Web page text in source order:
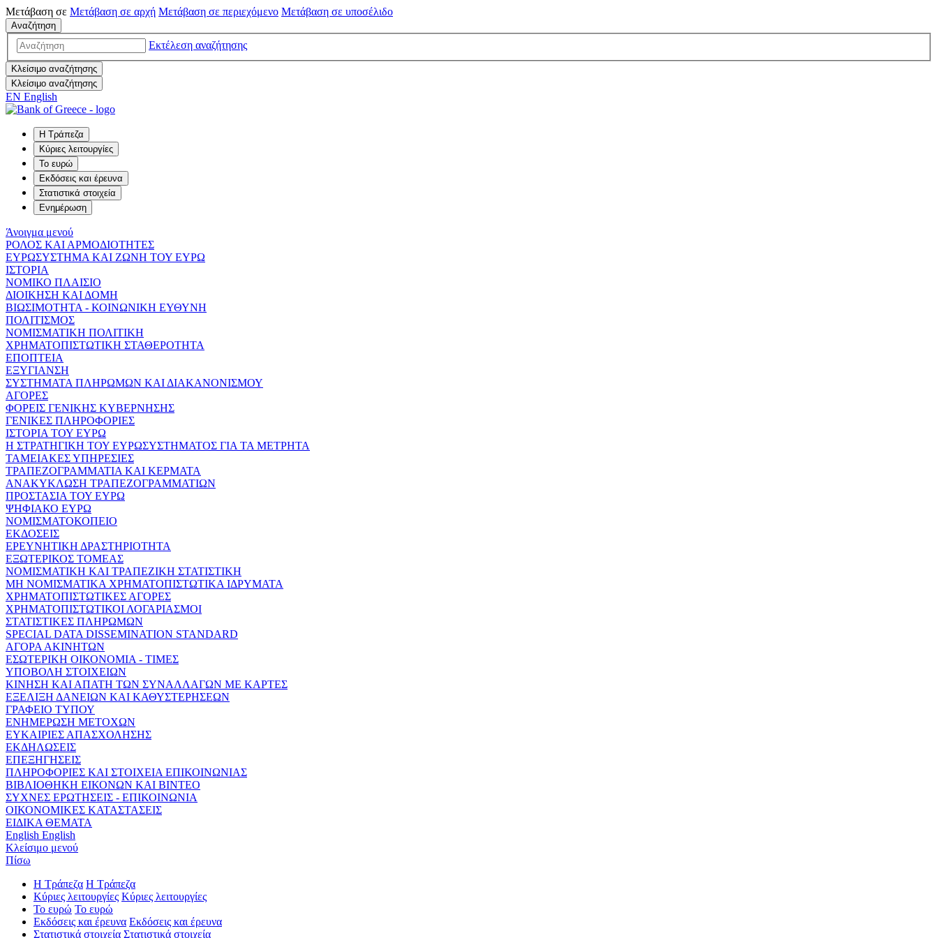
Μετάβαση σε Μετάβαση σε αρχή Μετάβαση σε περιεχόμενο Μετάβαση σε υποσέλιδο
Αναζήτηση
Εκτέλεση αναζήτησης
Κλείσιμο αναζήτησης
Κλείσιμο αναζήτησης
EN English
Η Τράπεζα
Κύριες λειτουργίες
Το ευρώ
Εκδόσεις και έρευνα
Στατιστικά στοιχεία
Ενημέρωση
Άνοιγμα μενού
ΡΟΛΟΣ ΚΑΙ ΑΡΜΟΔΙΟΤΗΤΕΣ
ΕΥΡΩΣΥΣΤΗΜΑ ΚΑΙ ΖΩΝΗ ΤΟΥ ΕΥΡΩ
ΙΣΤΟΡΙΑ
ΝΟΜΙΚΟ ΠΛΑΙΣΙΟ
ΔΙΟΙΚΗΣΗ ΚΑΙ ΔΟΜΗ
ΒΙΩΣΙΜΟΤΗΤΑ - ΚΟΙΝΩΝΙΚΗ ΕΥΘΥΝΗ
ΠΟΛΙΤΙΣΜΟΣ
ΝΟΜΙΣΜΑΤΙΚΗ ΠΟΛΙΤΙΚΗ
ΧΡΗΜΑΤΟΠΙΣΤΩΤΙΚΗ ΣΤΑΘΕΡΟΤΗΤΑ
ΕΠΟΠΤΕΙΑ
ΕΞΥΓΙΑΝΣΗ
ΣΥΣΤΗΜΑΤΑ ΠΛΗΡΩΜΩΝ ΚΑΙ ΔΙΑΚΑΝΟΝΙΣΜΟΥ
ΑΓΟΡΕΣ
ΦΟΡΕΙΣ ΓΕΝΙΚΗΣ ΚΥΒΕΡΝΗΣΗΣ
ΓΕΝΙΚΕΣ ΠΛΗΡΟΦΟΡΙΕΣ
ΙΣΤΟΡΙΑ ΤΟΥ ΕΥΡΩ
Η ΣΤΡΑΤΗΓΙΚΗ ΤΟΥ ΕΥΡΩΣΥΣΤΗΜΑΤΟΣ ΓΙΑ ΤΑ ΜΕΤΡΗΤΑ
ΤΑΜΕΙΑΚΕΣ ΥΠΗΡΕΣΙΕΣ
ΤΡΑΠΕΖΟΓΡΑΜΜΑΤΙΑ ΚΑΙ ΚΕΡΜΑΤΑ
ΑΝΑΚΥΚΛΩΣΗ ΤΡΑΠΕΖΟΓΡΑΜΜΑΤΙΩΝ
ΠΡΟΣΤΑΣΙΑ ΤΟΥ ΕΥΡΩ
ΨΗΦΙΑΚΟ ΕΥΡΩ
ΝΟΜΙΣΜΑΤΟΚΟΠΕΙΟ
ΕΚΔΟΣΕΙΣ
ΕΡΕΥΝΗΤΙΚΗ ΔΡΑΣΤΗΡΙΟΤΗΤΑ
ΕΞΩΤΕΡΙΚΟΣ ΤΟΜΕΑΣ
ΝΟΜΙΣΜΑΤΙΚΗ ΚΑΙ ΤΡΑΠΕΖΙΚΗ ΣΤΑΤΙΣΤΙΚΗ
ΜΗ ΝΟΜΙΣΜΑΤΙΚΑ ΧΡΗΜΑΤΟΠΙΣΤΩΤΙΚΑ ΙΔΡΥΜΑΤΑ
ΧΡΗΜΑΤΟΠΙΣΤΩΤΙΚΕΣ ΑΓΟΡΕΣ
ΧΡΗΜΑΤΟΠΙΣΤΩΤΙΚΟΙ ΛΟΓΑΡΙΑΣΜΟΙ
ΣΤΑΤΙΣΤΙΚΕΣ ΠΛΗΡΩΜΩΝ
SPECIAL DATA DISSEMINATION STANDARD
ΑΓΟΡΑ ΑΚΙΝΗΤΩΝ
ΕΣΩΤΕΡΙΚΗ ΟΙΚΟΝΟΜΙΑ - ΤΙΜΕΣ
ΥΠΟΒΟΛΗ ΣΤΟΙΧΕΙΩΝ
ΚΙΝΗΣΗ ΚΑΙ ΑΠΑΤΗ ΤΩΝ ΣΥΝΑΛΛΑΓΩΝ ΜΕ ΚΑΡΤΕΣ
ΕΞΕΛΙΞΗ ΔΑΝΕΙΩΝ ΚΑΙ ΚΑΘΥΣΤΕΡΗΣΕΩΝ
ΓΡΑΦΕΙΟ ΤΥΠΟΥ
ΕΝΗΜΕΡΩΣΗ ΜΕΤΟΧΩΝ
ΕΥΚΑΙΡΙΕΣ ΑΠΑΣΧΟΛΗΣΗΣ
ΕΚΔΗΛΩΣΕΙΣ
ΕΠΕΞΗΓΗΣΕΙΣ
ΠΛΗΡΟΦΟΡΙΕΣ ΚΑΙ ΣΤΟΙΧΕΙΑ ΕΠΙΚΟΙΝΩΝΙΑΣ
ΒΙΒΛΙΟΘΗΚΗ ΕΙΚΟΝΩΝ ΚΑΙ ΒΙΝΤΕΟ
ΣΥΧΝΕΣ ΕΡΩΤΗΣΕΙΣ - ΕΠΙΚΟΙΝΩΝΙΑ
ΟΙΚΟΝΟΜΙΚΕΣ ΚΑΤΑΣΤΑΣΕΙΣ
ΕΙΔΙΚΑ ΘΕΜΑΤΑ
English English
Κλείσιμο μενού
Πίσω
Η Τράπεζα Η Τράπεζα
Κύριες λειτουργίες Κύριες λειτουργίες
Το ευρώ Το ευρώ
Εκδόσεις και έρευνα Εκδόσεις και έρευνα
Στατιστικά στοιχεία Στατιστικά στοιχεία